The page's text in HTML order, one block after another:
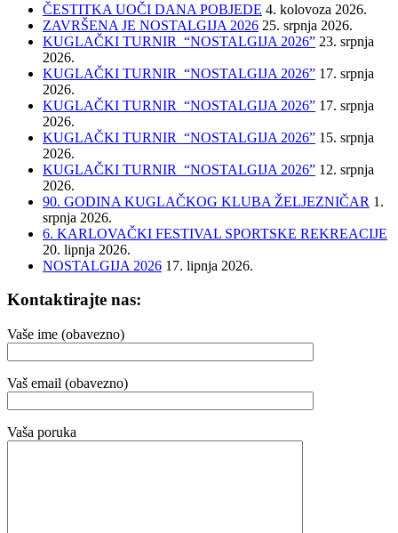
ČESTITKA UOČI DANA POBJEDE 4. kolovoza 2026.
ZAVRŠENA JE NOSTALGIJA 2026 25. srpnja 2026.
KUGLAČKI TURNIR “NOSTALGIJA 2026” 23. srpnja
2026.
KUGLAČKI TURNIR “NOSTALGIJA 2026” 17. srpnja
2026.
KUGLAČKI TURNIR “NOSTALGIJA 2026” 17. srpnja
2026.
KUGLAČKI TURNIR “NOSTALGIJA 2026” 15. srpnja
2026.
KUGLAČKI TURNIR “NOSTALGIJA 2026” 12. srpnja
2026.
90. GODINA KUGLAČKOG KLUBA ŽELJEZNIČAR 1.
srpnja 2026.
6. KARLOVAČKI FESTIVAL SPORTSKE REKREACIJE
20. lipnja 2026.
NOSTALGIJA 2026 17. lipnja 2026.
Kontaktirajte nas:
Vaše ime (obavezno)
Vaš email (obavezno)
Vaša poruka